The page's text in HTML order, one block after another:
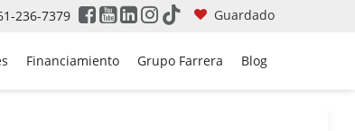
236-7379 Guardado
Financiamiento Grupo Farrera Blog